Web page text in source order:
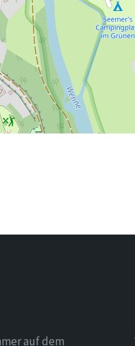
auf dem